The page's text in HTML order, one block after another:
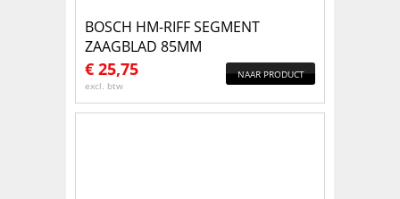
BOSCH HM-RIFF SEGMENT
ZAAGBLAD 85MM
€ 25,75
excl. btw
NAAR PRODUCT